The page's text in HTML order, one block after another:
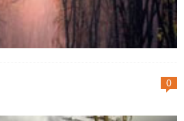
渐渐变冷。到最后索性枯竭。
他在想为什么。两个人分明相
爱，却不可以一生同行，不能够
的一切都永远不会改变。 204
6。是一间深藏着情爱与纠缠的屋
门。是一列火车驶向的终极目的
好回忆。 周暮云在《花
手安排生命的一切际遇么。
我相信。 我相信一切善意温
和醇厚会有好报，一如我坚信一
0